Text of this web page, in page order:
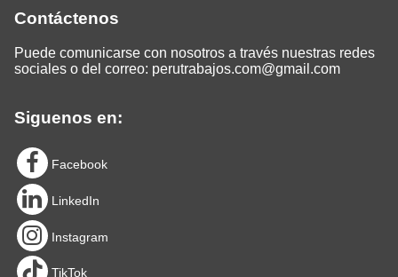
Contáctenos
Puede comunicarse con nosotros a través nuestras redes
sociales o del correo: perutrabajos.com@gmail.com
Siguenos en:
Facebook
LinkedIn
Instagram
TikTok